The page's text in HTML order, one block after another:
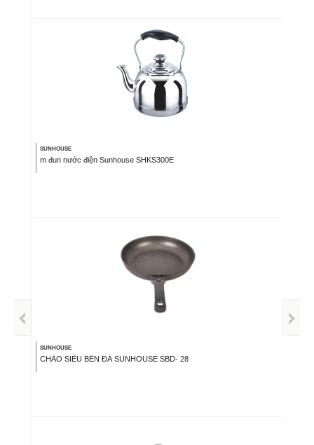
SUNHOUSE
m đun nước điện Sunhouse SHKS300E
SUNHOUSE
CHẢO SIÊU BỀN ĐÁ SUNHOUSE SBD- 28